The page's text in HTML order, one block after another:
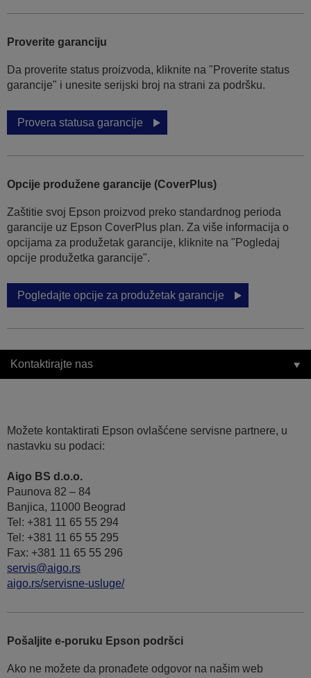
Proverite garanciju
Da proverite status proizvoda, kliknite na "Proverite status
garancije" i unesite serijski broj na strani za podršku.
Provera statusa garancije
Opcije produžene garancije (CoverPlus)
Zaštitie svoj Epson proizvod preko standardnog perioda
garancije uz Epson CoverPlus plan. Za više informacija o
opcijama za produžetak garancije, kliknite na "Pogledaj
opcije produžetka garancije".
Pogledajte opcije za produžetak garancije
Kontaktirajte nas
Možete kontaktirati Epson ovlašćene servisne partnere, u
nastavku su podaci:
Aigo BS d.o.o.
Paunova 82 – 84
Banjica, 11000 Beograd
Tel: +381 11 65 55 294
Tel: +381 11 65 55 295
Fax: +381 11 65 55 296
servis@aigo.rs
aigo.rs/servisne-usluge/
Pošaljite e-poruku Epson podršci
Ako ne možete da pronađete odgovor na našim web